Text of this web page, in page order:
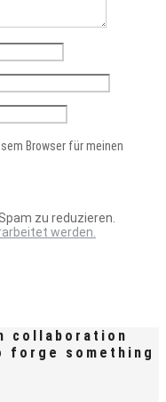
Browser für meinen
zu reduzieren.
werden.
collaboration
forge something